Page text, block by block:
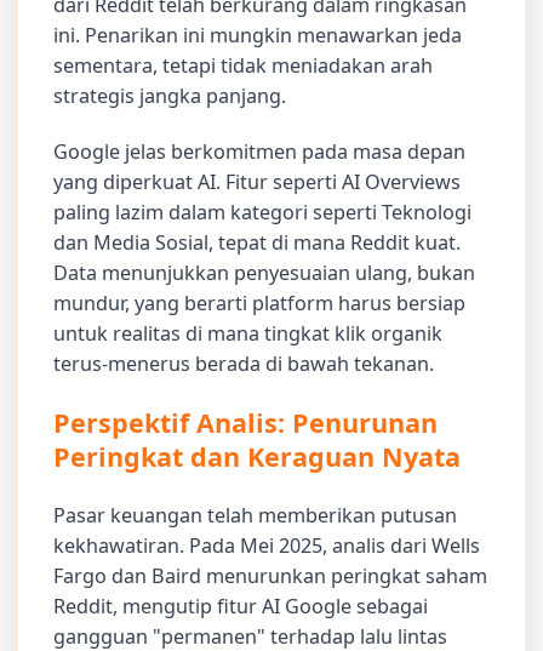
ini. Penarikan ini mungkin menawarkan jeda
sementara, tetapi tidak meniadakan arah
strategis jangka panjang.
Google jelas berkomitmen pada masa depan
yang diperkuat AI. Fitur seperti AI Overviews
paling lazim dalam kategori seperti Teknologi
dan Media Sosial, tepat di mana Reddit kuat.
Data menunjukkan penyesuaian ulang, bukan
mundur, yang berarti platform harus bersiap
untuk realitas di mana tingkat klik organik
terus-menerus berada di bawah tekanan.
Perspektif Analis: Penurunan
Peringkat dan Keraguan Nyata
Pasar keuangan telah memberikan putusan
kekhawatiran. Pada Mei 2025, analis dari Wells
Fargo dan Baird menurunkan peringkat saham
Reddit, mengutip fitur AI Google sebagai
gangguan "permanen" terhadap lalu lintas